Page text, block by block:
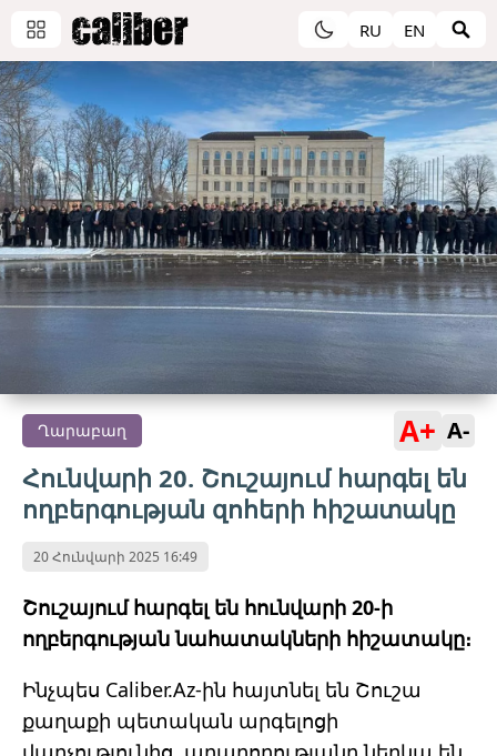
RU EN
Ղարաբաղ A+ A-
Հունվարի 20. Շուշայում հարգել են
ողբերգության զոհերի հիշատակը
20 Հունվարի 2025 16:49
Շուշայում հարգել են հունվարի 20-ի
ողբերգության նահատակների հիշատակը։
Ինչպես Caliber.Az-ին հայտնել են Շուշա
քաղաքի պետական արգելոցի